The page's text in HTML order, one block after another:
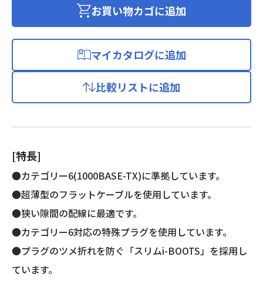
ブ
ッ
ゴ
リ
ー
6
準
拠/
両
端
プ
お買い物カゴに追加
マイカタログに追加
比較リストに追加
[特長]
●カテゴリー6(1000BASE-TX)に準拠しています。
●超薄型のフラットケーブルを使用しています。
●狭い隙間の配線に最適です。
●カテゴリー6対応の特殊プラグを使用しています。
●プラグのツメ折れを防ぐ「スリムi-BOOTS」を採用し
ています。